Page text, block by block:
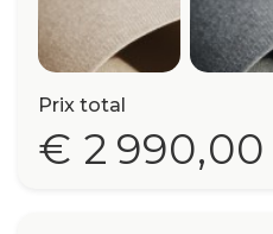
Prix total
€ 2 990,00